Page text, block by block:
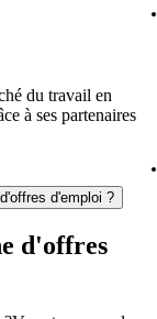
du travail en
à ses partenaires
d'emploi ?
d'offres